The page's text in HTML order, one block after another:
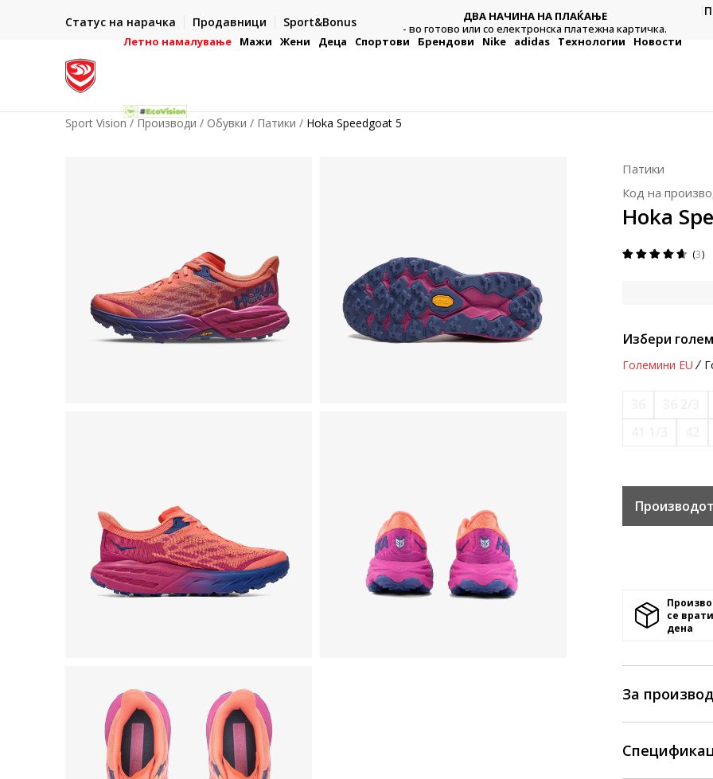
Статус на нарачка Продавници Sport&Bonus
- на сите нарачки во готово или со електронска платежна
ДВА НАЧИНА НА ПЛАЌАЊЕ
- во готово или со електронска платежна картичка.
Летно намалување Мажи Жени Деца Спортови Брендови Nike adidas Технологии Новости
Sport Vision Производи Обувки Патики Hoka Speedgoat 5
Патики
Код на
Hoka
3
Избери
Големини EU
се
денa
За